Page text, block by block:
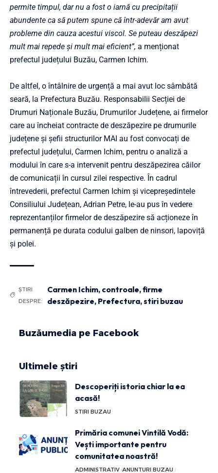
permite timpul, dar nu a fost o iarnă cu precipitații
abundente ca să putem spune că într-adevăr am avut
probleme din cauza acestui viscol. Se puteau deszăpezi
mult mai repede și mult mai eficient”, a menționat
prefectul județului Buzău, Carmen Ichim.
De altfel, o întâlnire de urgență a mai avut loc sâmbătă
seară, la Prefectura Buzău. Responsabilii Secției de
Drumuri Naționale Buzău, Drumurilor Județene, ai firmelor
care au încheiat contracte de deszăpezire pe drumurile
județene și șefii structurilor MAI au fost convocați de
prefectul județului, Carmen Ichim, pentru o analiză a
modului în care s-a intervenit pentru deszăpezirea căilor
de comunicații în cursul zilei respective. În cadrul
întrevederii, prefectul Carmen Ichim și vicepreședintele
Consiliului Județean, Adrian Petre, le-au pus în vedere
reprezentanților firmelor de deszăpezire să acționeze în
permanență pe durata codului galben de ninsori, lapoviță
și polei.
ȘTIRI
DESPRE:
Carmen Ichim, controale,firme
deszăpezire, Prefectura,stiri buzau
Buzăumedia pe Facebook
Ultimele știri
Descoperiți istoria chiar la ea
acasă!
STIRI BUZAU
Primăria comunei Vintilă Vodă:
Vești importante pentru
comunitatea noastră!
ADMINISTRATIV ANUNTURI BUZAU